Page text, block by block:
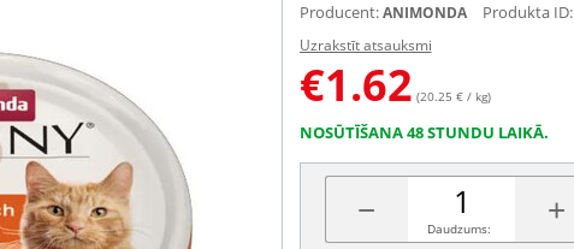
Producent: ANIMONDA Produkta ID:
Uzrakstīt atsauksmi
€1.62 (20.25 € / kg)
NOSŪTĪŠANA 48 STUNDU LAIKĀ.
− +
Daudzums: